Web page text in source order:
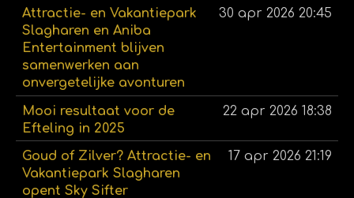
Attractie- en Vakantiepark
Slagharen en Aniba
Entertainment blijven
samenwerken aan
onvergetelijke avonturen
30 apr 2026 20:45
Mooi resultaat voor de
Efteling in 2025
22 apr 2026 18:38
Goud of Zilver? Attractie- en
Vakantiepark Slagharen
opent Sky Sifter
17 apr 2026 21:19